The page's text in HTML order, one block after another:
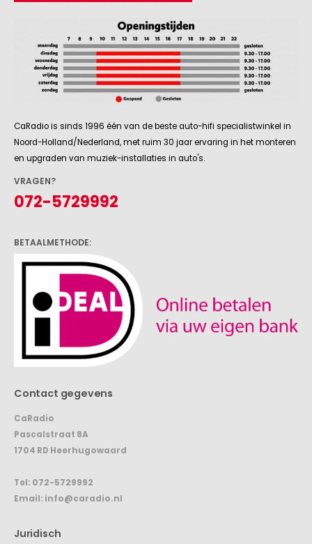
CaRadio is sinds 1996 één van de beste auto-hifi specialistwinkel in
Noord-Holland/Nederland, met ruim 30 jaar ervaring in het monteren
en upgraden van muziek-installaties in auto's.
VRAGEN?
072-5729992
BETAALMETHODE:
Contact gegevens
CaRadio
Pascalstraat 8A
1704 RD Heerhugowaard
Tel: 072-5729992
Email: info@caradio.nl
Juridisch